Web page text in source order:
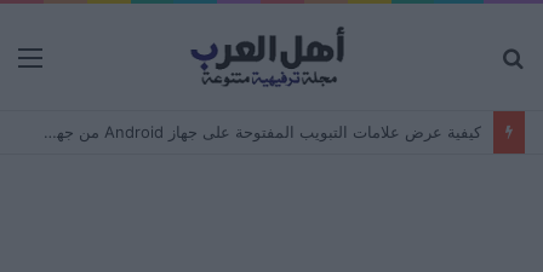
كيفية عرض علامات التبويب المفتوحة على جهاز Android من جهاز كمبيوتر – مزامنة المتصفح